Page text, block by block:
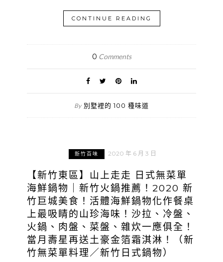
CONTINUE READING
0 Comments
By 別墅裡的 100 種味道
新竹百味 2020 年 6 月 3 日
【新竹東區】山上走走 日式無菜單
海鮮鍋物｜新竹火鍋推薦！2020 新
竹巨城美食！活體海鮮鍋物化作餐桌
上最吸睛的山珍海味！沙拉、冷盤、
火鍋、肉盤、菜盤、雜炊一應俱全！
當月壽星再送土豪金箔霜淇淋！（新
竹無菜單料理／新竹日式鍋物）